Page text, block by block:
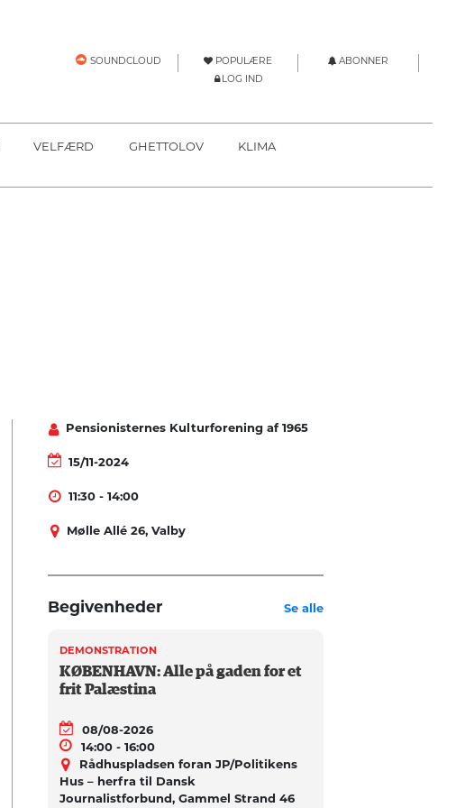
SOUNDCLOUD POPULÆRE
ABONNER
LOG IND
VELFÆRD GHETTOLOV
KLIMA
Pensionisternes Kulturforening af 1965
15/11-2024
11:30 - 14:00
Mølle Allé 26, Valby
Begivenheder Se alle
DEMONSTRATION
KØBENHAVN: Alle på gaden for et
frit Palæstina
08/08-2026
14:00 - 16:00
Rådhuspladsen foran JP/Politikens
Hus – herfra til Dansk
Journalistforbund, Gammel Strand 46